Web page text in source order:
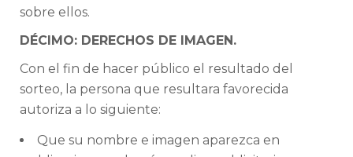
sobre ellos.
DÉCIMO: DERECHOS DE IMAGEN.
Con el fin de hacer público el resultado del
sorteo, la persona que resultara favorecida
autoriza a lo siguiente:
Que su nombre e imagen aparezca en